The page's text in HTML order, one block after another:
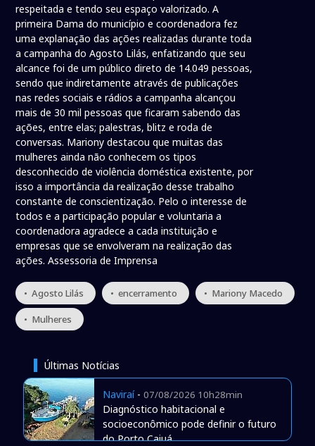
respeitada e tendo seu espaço valorizado. A
primeira Dama do município e coordenadora fez
uma explanação das ações realizadas durante toda
a campanha do Agosto Lilás, enfatizando que seu
alcance foi de um público direto de 14.049 pessoas,
sendo que indiretamente através de publicações
nas redes sociais e rádios a campanha alcançou
mais de 30 mil pessoas que ficaram sabendo das
ações, entre elas; palestras, blitz e roda de
conversas. Mariony destacou que muitas das
mulheres ainda não conhecem os tipos
desconhecido de violência doméstica existente, por
isso a importância da realização desse trabalho
constante de conscientização. Pelo o interesse de
todos e a participação popular e voluntaria a
coordenadora agradece a cada instituição e
empresas que se envolveram na realização das
ações. Assessoria de Imprensa
• Agosto Lilás • encerramento • Mariony Macedo
• Mulheres
Últimas Notícias
Naviraí- 07/08/2026 10h28min
Diagnóstico habitacional e
socioeconômico pode definir o futuro
do Porto Caiuá